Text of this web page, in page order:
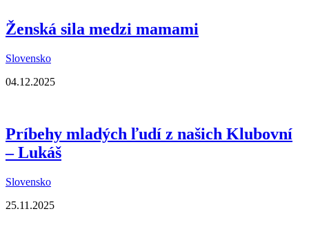
Ženská sila medzi mamami
Slovensko
04.12.2025
Príbehy mladých ľudí z našich Klubovní
– Lukáš
Slovensko
25.11.2025